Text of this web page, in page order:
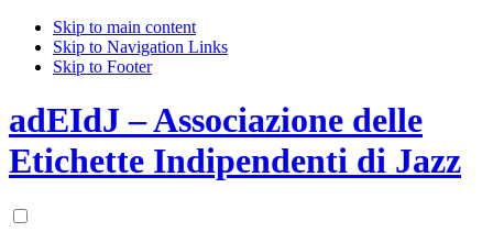
Skip to main content
Skip to Navigation Links
Skip to Footer
adEIdJ – Associazione delle
Etichette Indipendenti di Jazz